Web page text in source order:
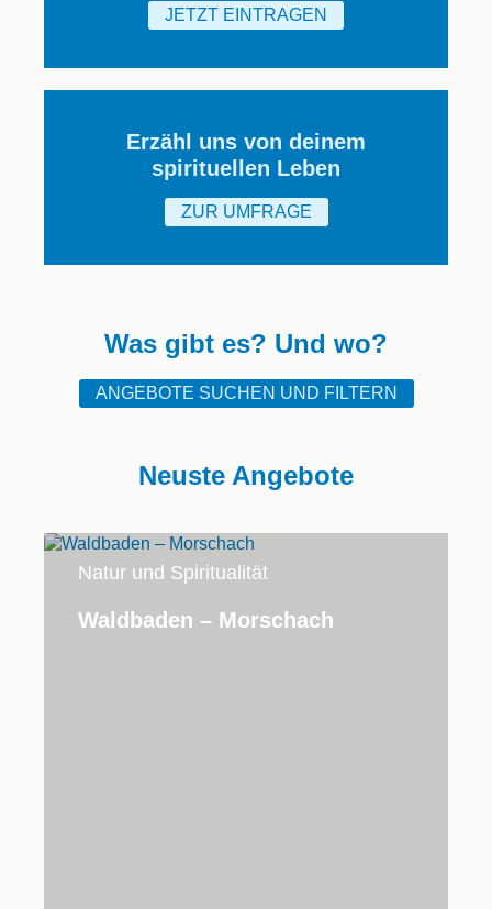
JETZT EINTRAGEN
Erzähl uns von deinem
spirituellen Leben
ZUR UMFRAGE
Was gibt es? Und wo?
ANGEBOTE SUCHEN UND FILTERN
Neuste Angebote
Natur und Spiritualität
Waldbaden – Morschach